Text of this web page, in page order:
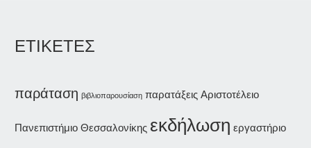
ΕΤΙΚΕΤΕΣ
παράταση βιβλιοπαρουσίαση παρατάξεις Αριστοτέλειο
Πανεπιστήμιο Θεσσαλονίκης εκδήλωση εργαστήριο